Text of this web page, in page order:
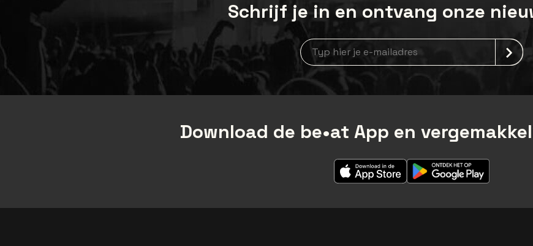
Schrijf je in en ontvang onze
newsLetterLabel
Download de be•at App en